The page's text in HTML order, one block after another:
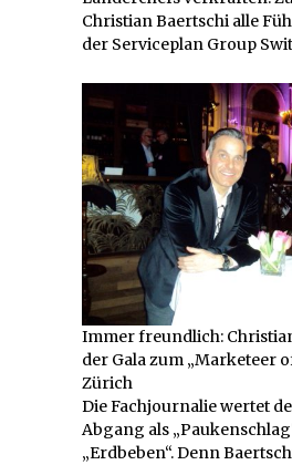
Christian Baertschi alle
der Serviceplan Group
Immer freundlich:
der Gala zum „Marketeer
Zürich
Die Fachjournalie wertet
Abgang als
„Erdbeben“. Denn